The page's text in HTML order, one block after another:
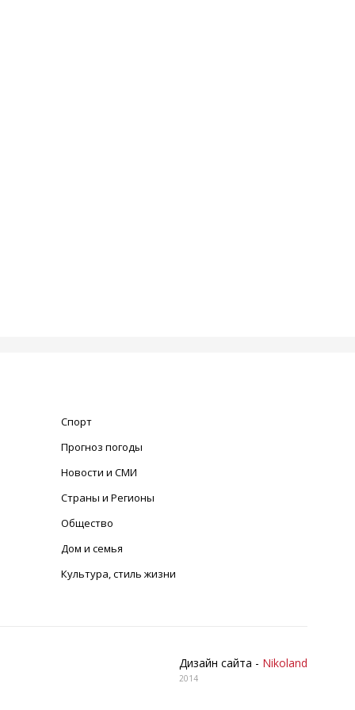
Спорт
Прогноз погоды
Новости и СМИ
Страны и Регионы
Общество
Дом и семья
Культура, стиль жизни
Дизайн сайта - Nikoland
2014